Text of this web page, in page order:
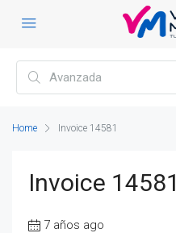
Home Invoice 14581
Invoice 14581
7 años ago